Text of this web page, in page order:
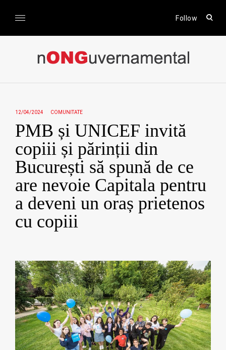
Follow
open
form
nONGuvernamental
12/04/2024 COMUNITATE
PMB și UNICEF invită
copiii și părinții din
București să spună de ce
are nevoie Capitala pentru
a deveni un oraș prietenos
cu copiii